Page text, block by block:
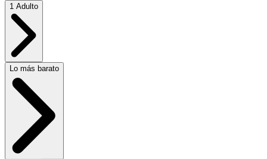
1 Adulto
Lo más barato